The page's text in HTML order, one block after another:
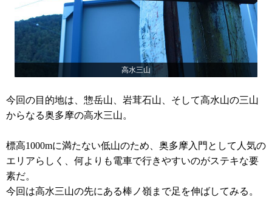
高水三山
今回の目的地は、惣岳山、岩茸石山、そして高水山の三山
からなる奥多摩の高水三山。
標高1000mに満たない低山のため、奥多摩入門として人気の
エリアらしく、何よりも電車で行きやすいのがステキな要
素だ。
今回は高水三山の先にある棒ノ嶺まで足を伸ばしてみる。